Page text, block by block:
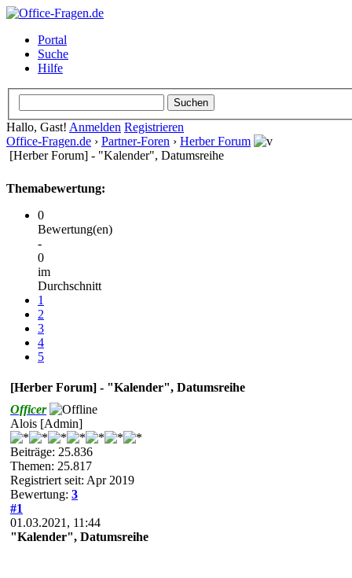
Portal
Suche
Hilfe
Hallo, Gast! Anmelden Registrieren
Office-Fragen.de › Partner-Foren › Herber Forum
[Herber Forum] - "Kalender", Datumsreihe
Themabewertung:
0
Bewertung(en)
-
0
im
Durchschnitt
1
2
3
4
5
[Herber Forum] - "Kalender", Datumsreihe
Officer
Alois [Admin]
Beiträge: 25.836
Themen: 25.817
Registriert seit: Apr 2019
Bewertung: 3
#1
01.03.2021, 11:44
"Kalender", Datumsreihe